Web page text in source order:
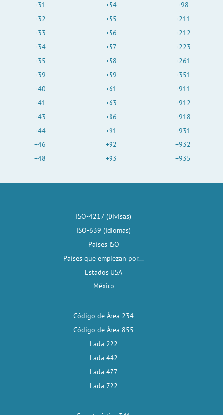
+31
+32
+33
+34
+35
+39
+40
+41
+43
+44
+46
+48
+54
+55
+56
+57
+58
+59
+61
+63
+86
+91
+92
+93
+98
+211
+212
+223
+261
+351
+911
+912
+918
+931
+932
+935
ISO-4217 (Divisas)
ISO-639 (Idiomas)
Países ISO
Países que empiezan por...
Estados USA
México
Código de Área 234
Código de Área 855
Lada 222
Lada 442
Lada 477
Lada 722